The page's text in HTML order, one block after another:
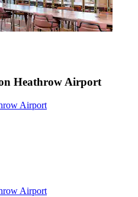
Heathrow Airport
Airport
Airport